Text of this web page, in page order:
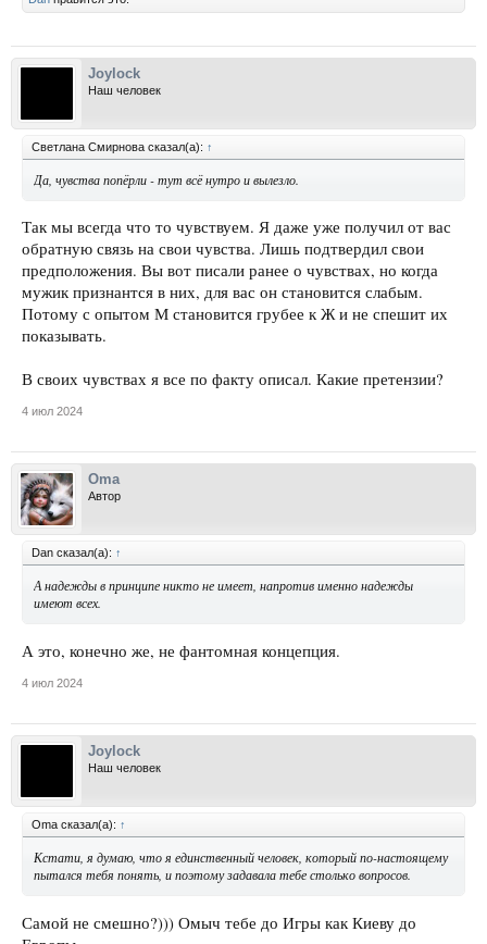
Joylock
Наш человек
Светлана Смирнова сказал(а): ↑
Да, чувства попёрли - тут всё нутро и вылезло.
Так мы всегда что то чувствуем. Я даже уже получил от вас
обратную связь на свои чувства. Лишь подтвердил свои
предположения. Вы вот писали ранее о чувствах, но когда
мужик признантся в них, для вас он становится слабым.
Потому с опытом М становится грубее к Ж и не спешит их
показывать.
В своих чувствах я все по факту описал. Какие претензии?
4 июл 2024
Oma
Автор
Dan сказал(а): ↑
А надежды в принципе никто не имеет, напротив именно надежды
имеют всех.
А это, конечно же, не фантомная концепция.
4 июл 2024
Joylock
Наш человек
Oma сказал(а): ↑
Кстати, я думаю, что я единственный человек, который по-настоящему
пытался тебя понять, и поэтому задавала тебе столько вопросов.
Самой не смешно?))) Омыч тебе до Игры как Киеву до